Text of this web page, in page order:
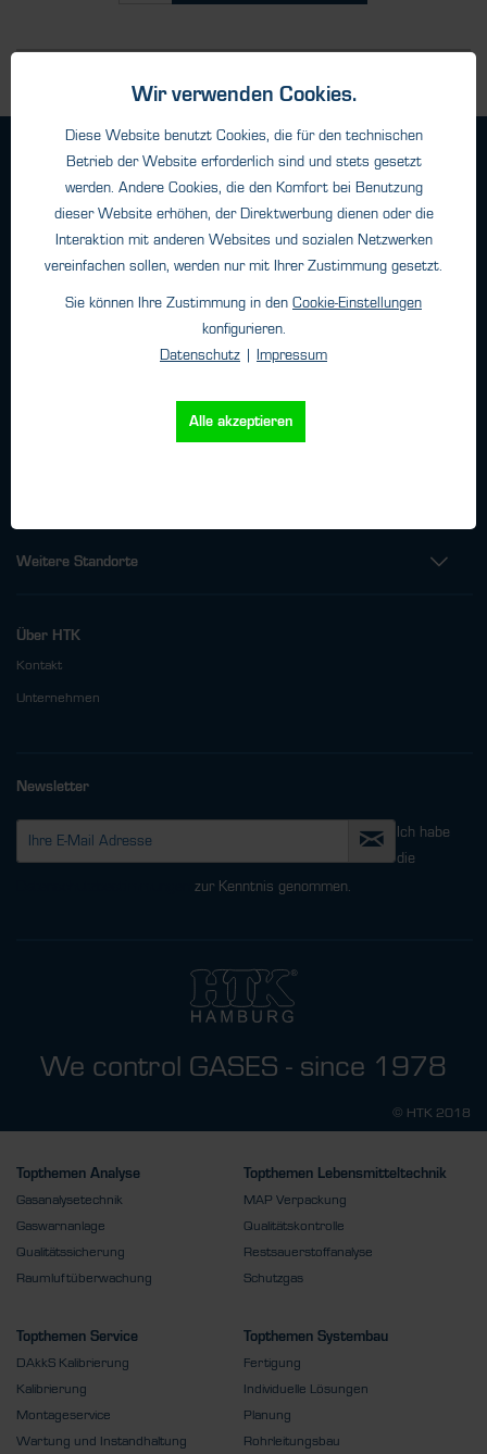
Geschäftsbedingungen
Haftungsangaben
Datenschutz
Weitere Standorte
Über HTK
Kontakt
Unternehmen
Newsletter
Ich habe
die
zur Kenntnis genommen.
We control GASES - since 1978
© HTK 2018
Topthemen Analyse
Gasanalysetechnik
Gaswarnanlage
Qualitätssicherung
Raumluftüberwachung
Topthemen Lebensmitteltechnik
MAP Verpackung
Qualitätskontrolle
Restsauerstoffanalyse
Schutzgas
Topthemen Service
DAkkS Kalibrierung
Kalibrierung
Montageservice
Wartung und Instandhaltung
Topthemen Systembau
Fertigung
Individuelle Lösungen
Planung
Rohrleitungsbau
Wir verwenden Cookies.
Diese Website benutzt Cookies, die für den technischen
Betrieb der Website erforderlich sind und stets gesetzt
werden. Andere Cookies, die den Komfort bei Benutzung
dieser Website erhöhen, der Direktwerbung dienen oder die
Interaktion mit anderen Websites und sozialen Netzwerken
vereinfachen sollen, werden nur mit Ihrer Zustimmung gesetzt.
Sie können Ihre Zustimmung in den Cookie-Einstellungen
konfigurieren.
Datenschutz
Impressum
Alle akzeptieren